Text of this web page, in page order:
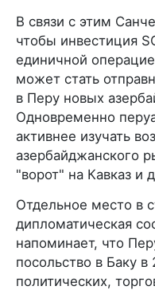
В связи с этим
чтобы инвестиция
единичной
может стать
в Перу новых
Одновременно
активнее изучать
азербайджанского
"ворот" на Кавказ и
Отдельное место в
дипломатическая
напоминает, что
посольство в Баку в
политических,